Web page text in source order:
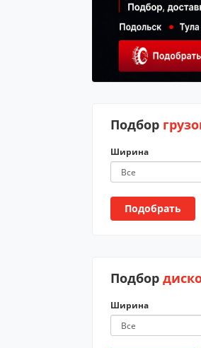
Подбор
Ширина
Подобрать
Подбор
Ширина